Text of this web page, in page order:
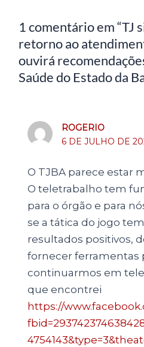
1 comentário em “TJ
retorno ao
ouvirá
Saúde do Estado da
ROGERIO
6 DE JULHO DE
O TJBA parece estar
O teletrabalho tem
para o órgão e para
se a tática do jogo
resultados positivos,
fornecer ferramentas
continuarmos em
que encontrei
https://